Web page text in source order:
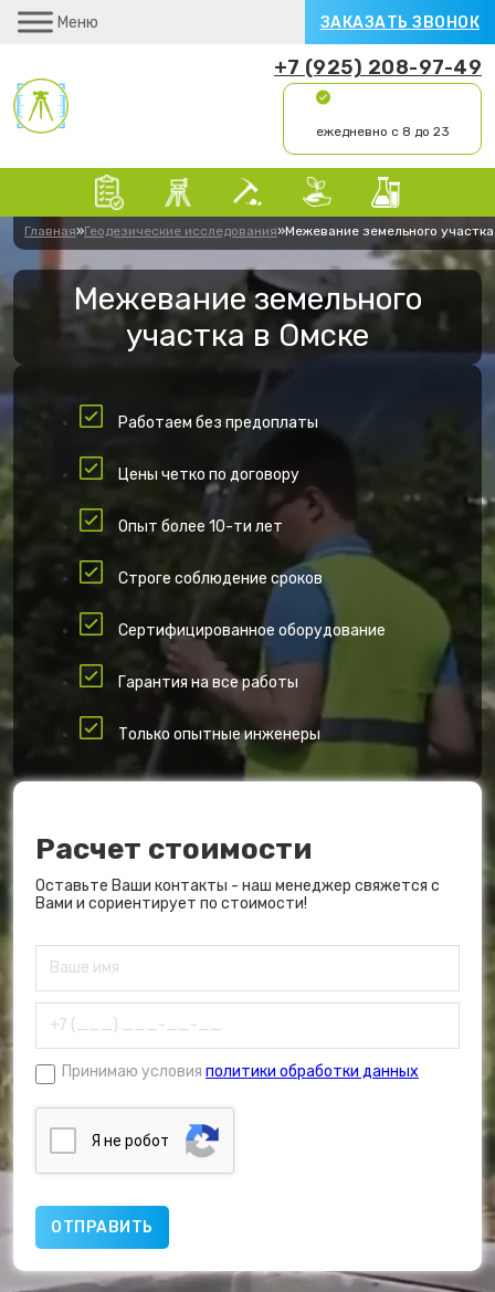
Меню ЗАКАЗАТЬ ЗВОНОК
+7 (925) 208-97-49
ежедневно с 8 до 23
Главная»Геодезические исследования»Межевание земельного участка
Межевание земельного
участка в Омске
Работаем без предоплаты
Цены четко по договору
Опыт более 10-ти лет
Строге соблюдение сроков
Сертифицированное оборудование
Гарантия на все работы
Только опытные инженеры
Расчет стоимости
Оставьте Ваши контакты - наш менеджер свяжется с
Вами и сориентирует по стоимости!
Принимаю условия политики обработки данных
Я нe poбoт